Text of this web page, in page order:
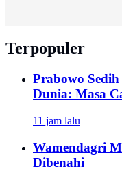
Terpopuler
Prabowo
Dunia: Masa
11 jam lalu
Wamendagri
Dibenahi